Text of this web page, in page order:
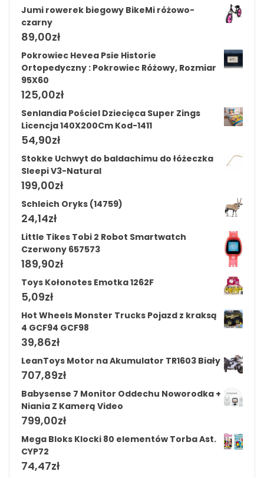
Jumi rowerek biegowy BikeMi różowo-
czarny
89,00zł
Pokrowiec Hevea Psie Historie
Ortopedyczny : Pokrowiec Różowy, Rozmiar
95X60
125,00zł
Senlandia Pościel Dziecięca Super Zings
Licencja 140X200Cm Kod-1411
54,90zł
Stokke Uchwyt do baldachimu do łóżeczka
Sleepi V3-Natural
199,00zł
Schleich Oryks (14759)
24,14zł
Little Tikes Tobi 2 Robot Smartwatch
Czerwony 657573
189,90zł
Toys Kołonotes Emotka 1262F
5,09zł
Hot Wheels Monster Trucks Pojazd z kraksą
4 GCF94 GCF98
39,86zł
LeanToys Motor na Akumulator TR1603 Biały
707,89zł
Babysense 7 Monitor Oddechu Noworodka +
Niania Z Kamerą Video
799,00zł
Mega Bloks Klocki 80 elementów Torba Ast.
CYP72
74,47zł